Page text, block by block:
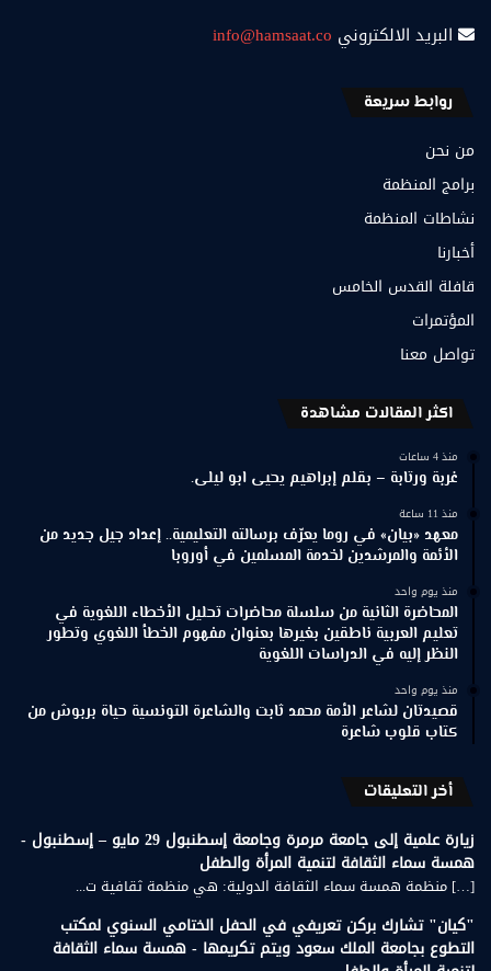
البريد الالكتروني info@hamsaat.co
روابط سريعة
من نحن
برامج المنظمة
نشاطات المنظمة
أخبارنا
قافلة القدس الخامس
المؤتمرات
تواصل معنا
اكثر المقالات مشاهدة
منذ 4 ساعات
غربة ورتابة – بقلم إبراهيم يحيى ابو ليلى.
منذ 11 ساعة
معهد «بيان» في روما يعرّف برسالته التعليمية.. إعداد جيل جديد من
الأئمة والمرشدين لخدمة المسلمين في أوروبا
منذ يوم واحد
المحاضرة الثانية من سلسلة محاضرات تحليل الأخطاء اللغوية في
تعليم العربية ناطقين بغيرها بعنوان مفهوم الخطأ اللغوي وتطور
النظر إليه في الدراسات اللغوية
منذ يوم واحد
قصيدتان لشاعر الأمة محمد ثابت والشاعرة التونسية حياة بربوش من
كتاب قلوب شاعرة
أخر التعليقات
زيارة علمية إلى جامعة مرمرة وجامعة إسطنبول 29 مايو – إسطنبول -
همسة سماء الثقافة لتنمية المرأة والطفل
[…] منظمة همسة سماء الثقافة الدولية: هي منظمة ثقافية ت...
"كيان" تشارك بركن تعريفي في الحفل الختامي السنوي لمكتب
التطوع بجامعة الملك سعود ويتم تكريمها - همسة سماء الثقافة